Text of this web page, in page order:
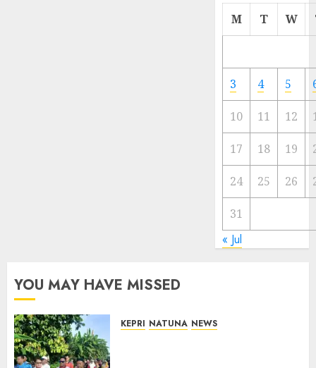
Cermin
Ibu
Kota
23/11/
M T W
3 4 5
10 11 12
17 18 19
24 25 26
31
« Jul
YOU MAY HAVE MISSED
KEPRI NATUNA NEWS